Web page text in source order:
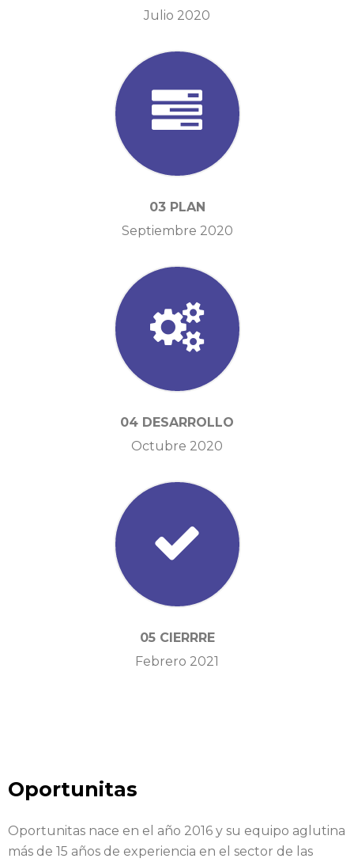
Julio 2020
03 PLAN
Septiembre 2020
04 DESARROLLO
Octubre 2020
05 CIERRRE
Febrero 2021
Oportunitas
Oportunitas nace en el año 2016 y su equipo aglutina
más de 15 años de experiencia en el sector de las